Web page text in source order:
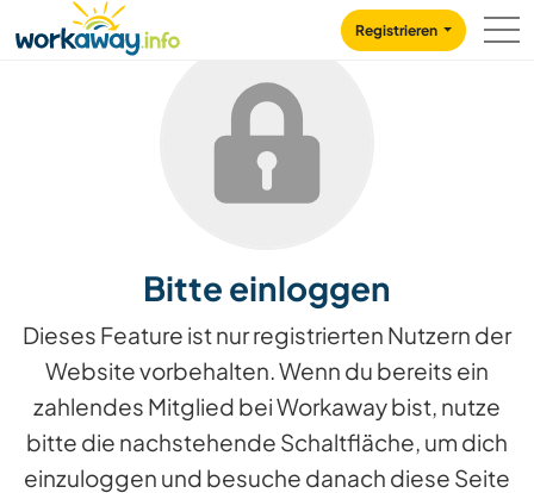
CONTENT
MAIN NAVIGATION
Registrieren
Bitte einloggen
Dieses Feature ist nur registrierten Nutzern der
Website vorbehalten. Wenn du bereits ein
zahlendes Mitglied bei Workaway bist, nutze
bitte die nachstehende Schaltfläche, um dich
einzuloggen und besuche danach diese Seite